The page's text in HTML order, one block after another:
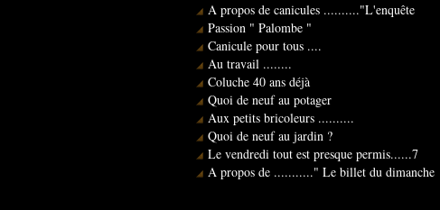
A propos de canicules .........."L'enquête
Passion " Palombe "
Canicule pour tous ....
Au travail ........
Coluche 40 ans déjà
Quoi de neuf au potager
Aux petits bricoleurs ..........
Quoi de neuf au jardin ?
Le vendredi tout est presque permis......7
A propos de ..........." Le billet du dimanche